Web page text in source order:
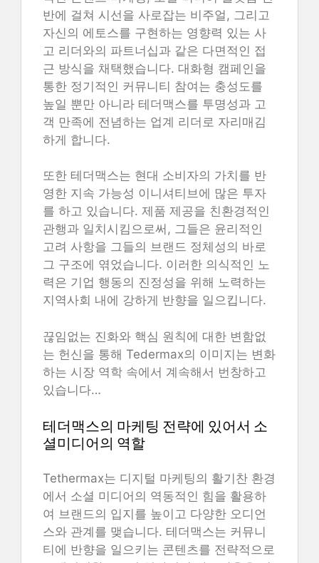
반에 걸쳐 시선을 사로잡는 비주얼, 그리고
자신의 에토스를 구현하는 영향력 있는 사
고 리더와의 파트너십과 같은 다면적인 접
근 방식을 채택했습니다. 대화형 캠페인을
통한 정기적인 커뮤니티 참여는 충성도를
높일 뿐만 아니라 테더맥스를 투명성과 고
객 만족에 전념하는 업계 리더로 자리매김
하게 합니다.
또한 테더맥스는 현대 소비자의 가치를 반
영한 지속 가능성 이니셔티브에 많은 투자
를 하고 있습니다. 제품 제공을 친환경적인
관행과 일치시킴으로써, 그들은 윤리적인
고려 사항을 그들의 브랜드 정체성의 바로
그 구조에 엮었습니다. 이러한 의식적인 노
력은 기업 행동의 진정성을 위해 노력하는
지역사회 내에 강하게 반향을 일으킵니다.
끊임없는 진화와 핵심 원칙에 대한 변함없
는 헌신을 통해 Tedermax의 이미지는 변화
하는 시장 역학 속에서 계속해서 번창하고
있습니다…
테더맥스의 마케팅 전략에 있어서 소
셜미디어의 역할
Tethermax는 디지털 마케팅의 활기찬 환경
에서 소셜 미디어의 역동적인 힘을 활용하
여 브랜드의 입지를 높이고 다양한 오디언
스와 관계를 맺습니다. 테더맥스는 커뮤니
티에 반향을 일으키는 콘텐츠를 전략적으로